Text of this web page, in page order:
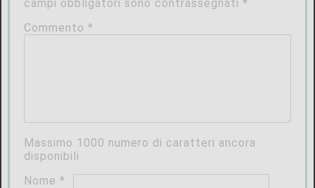
campi obbligatori sono contrassegnati*
Commento*
Massimo 1000 numero di caratteri ancora
disponibili
Nome*